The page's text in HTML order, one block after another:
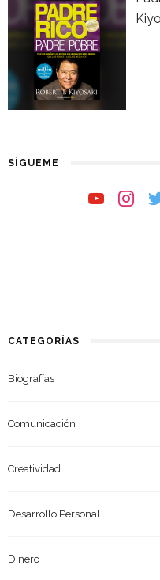
SÍGUEME
youtube
CATEGORÍAS
Biografías
Comunicación
Creatividad
Desarrollo Personal
Dinero